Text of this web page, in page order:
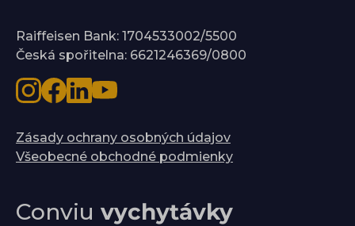
Raiffeisen Bank: 1704533002/5500
Česká spořitelna: 6621246369/0800
Zásady ochrany osobných údajov
Všeobecné obchodné podmienky
Conviu vychytávky